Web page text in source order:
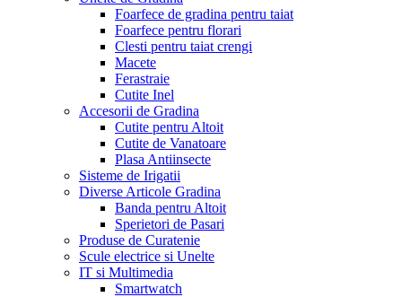
Foarfece de gradina pentru taiat
Foarfece pentru florari
Clesti pentru taiat crengi
Macete
Ferastraie
Cutite Inel
Accesorii de Gradina
Cutite pentru Altoit
Cutite de Vanatoare
Plasa Antiinsecte
Sisteme de Irigatii
Diverse Articole Gradina
Banda pentru Altoit
Sperietori de Pasari
Produse de Curatenie
Scule electrice si Unelte
IT si Multimedia
Smartwatch